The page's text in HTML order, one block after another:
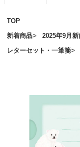
TOP
新着商品
2025年9月
レターセット・一筆箋